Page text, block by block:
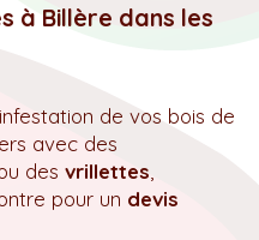
à Billère dans les
de vos bois de
avec des
des vrillettes
pour un devis